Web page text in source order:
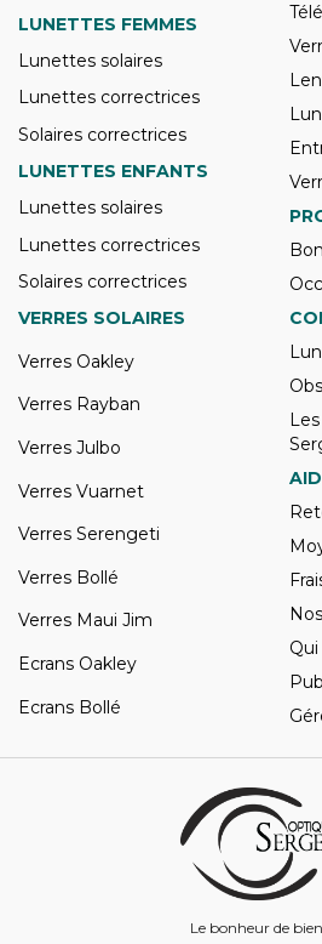
Le bonheur de
LUNETTES FEMMES
Lunettes solaires
Lunettes correctrices
Solaires correctrices
LUNETTES ENFANTS
Lunettes solaires
Lunettes correctrices
Solaires correctrices
VERRES SOLAIRES
Verres Oakley
Verres Rayban
Verres Julbo
Verres Vuarnet
Verres Serengeti
Verres Bollé
Verres Maui Jim
Ecrans Oakley
Ecrans Bollé